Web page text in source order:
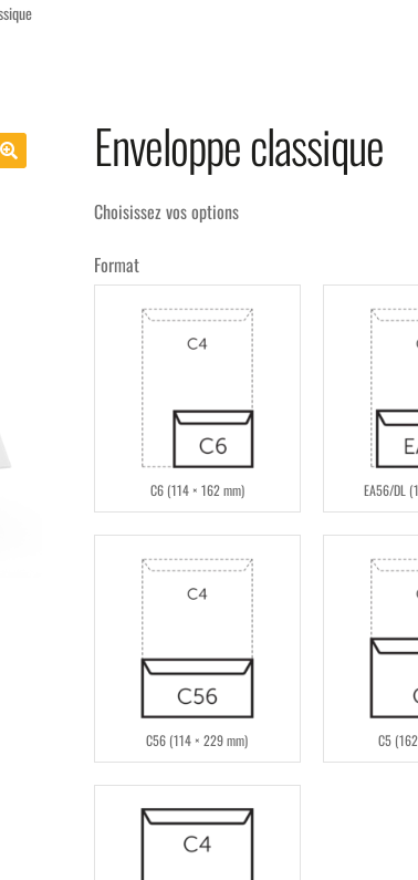
Enveloppe classique
Choisissez vos options
Format
C6 (114 × 162 mm) EA56/DL
C56 (114 × 229 mm) C5